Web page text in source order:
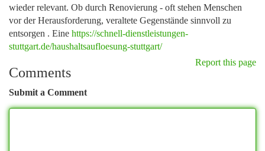
wieder relevant. Ob durch Renovierung - oft stehen Menschen
vor der Herausforderung, veraltete Gegenstände sinnvoll zu
entsorgen . Eine https://schnell-dienstleistungen-
stuttgart.de/haushaltsaufloesung-stuttgart/
Report this page
Comments
Submit a Comment